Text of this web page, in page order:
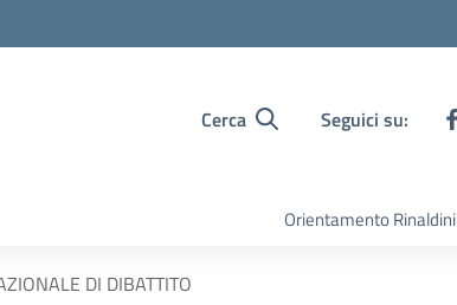
Cerca Seguici su:
Orientamento Rinaldini
DI DIBATTITO